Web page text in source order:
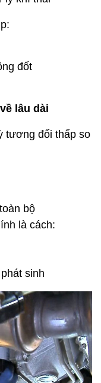
đốt
lâu dài
tương đối thấp so
bộ
là cách:
sinh